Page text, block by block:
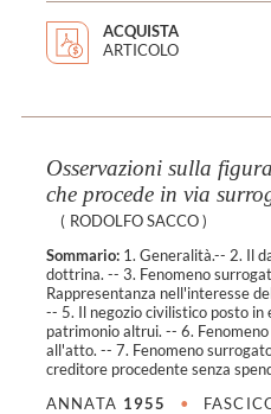
ACQUISTA
ARTICOLO
Osservazioni sulla
che procede in via
( RODOLFO SACCO )
Sommario:1. Generalità.-- 2. Il
dottrina. -- 3. Fenomeno
Rappresentanza nell'interesse
-- 5. Il negozio civilistico posto in
patrimonio altrui. -- 6.
all'atto. -- 7. Fenomeno
creditore procedente senza
ANNATA 1955 •